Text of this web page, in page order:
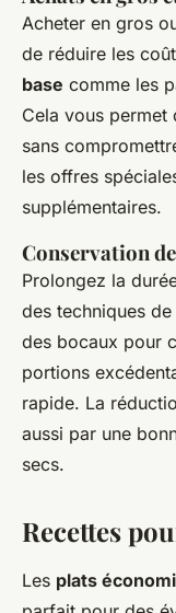
Acheter en gros
de réduire les
base comme les
Cela vous permet
sans
les offres
supplémentaires.
Conservation
Prolongez la
des techniques de
des bocaux pour
portions
rapide. La
aussi par une
secs.
Recettes
Les plats